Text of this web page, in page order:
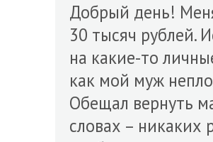
Добрый день!
30 тысяч рублей.
на какие-то
как мой муж
Обещал вернуть
словах – никаких